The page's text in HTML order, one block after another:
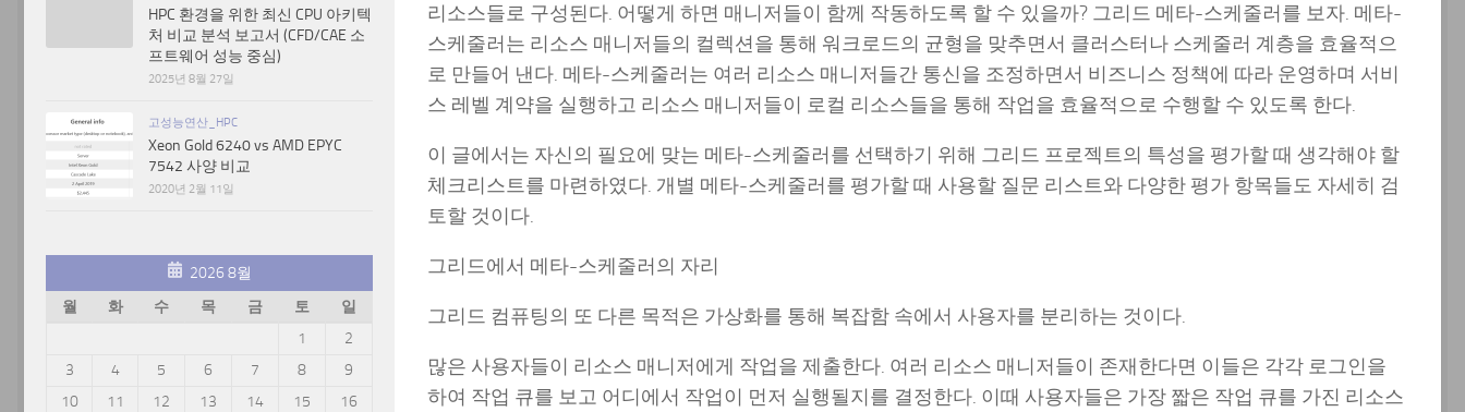
리소스들로 구성된다. 어떻게 하면 매니저들이 함께 작동하도록 할 수 있을까? 그리드 메타-스케줄러를 보자. 메타-
스케줄러는 리소스 매니저들의 컬렉션을 통해 워크로드의 균형을 맞추면서 클러스터나 스케줄러 계층을 효율적으
로 만들어 낸다. 메타-스케줄러는 여러 리소스 매니저들간 통신을 조정하면서 비즈니스 정책에 따라 운영하며 서비
스 레벨 계약을 실행하고 리소스 매니저들이 로컬 리소스들을 통해 작업을 효율적으로 수행할 수 있도록 한다.
이 글에서는 자신의 필요에 맞는 메타-스케줄러를 선택하기 위해 그리드 프로젝트의 특성을 평가할 때 생각해야 할
체크리스트를 마련하였다. 개별 메타-스케줄러를 평가할 때 사용할 질문 리스트와 다양한 평가 항목들도 자세히 검
토할 것이다.
그리드에서 메타-스케줄러의 자리
그리드 컴퓨팅의 또 다른 목적은 가상화를 통해 복잡함 속에서 사용자를 분리하는 것이다.
많은 사용자들이 리소스 매니저에게 작업을 제출한다. 여러 리소스 매니저들이 존재한다면 이들은 각각 로그인을
하여 작업 큐를 보고 어디에서 작업이 먼저 실행될지를 결정한다. 이때 사용자들은 가장 짧은 작업 큐를 가진 리소스
HPC 환경을 위한 최신 CPU 아키텍
처 비교 분석 보고서 (CFD/CAE 소
프트웨어 성능 중심)
2025년 8월 27일
고성능연산_HPC
Xeon Gold 6240 vs AMD EPYC
7542 사양 비교
2020년 2월 11일
2026 8월
월
화 수 목 금 토
일
1
2
3
4 5 6 7 8
9
10
11 12 13 14 15
16